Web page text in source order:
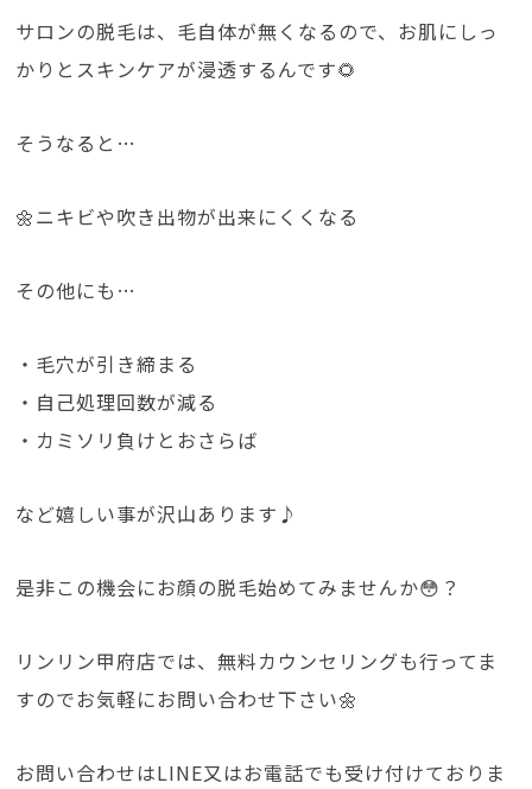
サロンの脱毛は、毛自体が無くなるので、お肌にしっ
かりとスキンケアが浸透するんです🌻
そうなると…
🌼ニキビや吹き出物が出来にくくなる
その他にも…
・毛穴が引き締まる
・自己処理回数が減る
・カミソリ負けとおさらば
など嬉しい事が沢山あります♪
是非この機会にお顔の脱毛始めてみませんか😳？
リンリン甲府店では、無料カウンセリングも行ってま
すのでお気軽にお問い合わせ下さい🌼
お問い合わせはLINE又はお電話でも受け付けておりま